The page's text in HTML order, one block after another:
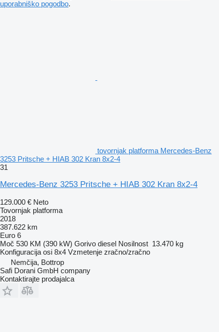
uporabniško pogodbo.
tovornjak platforma Mercedes-Benz
3253 Pritsche + HIAB 302 Kran 8x2-4
31
Mercedes-Benz 3253 Pritsche + HIAB 302 Kran 8x2-4
129.000 € Neto
Tovornjak platforma
2018
387.622 km
Euro 6
Moč 530 KM (390 kW) Gorivo diesel Nosilnost 13.470 kg
Konfiguracija osi 8x4 Vzmetenje zračno/zračno
Nemčija, Bottrop
Safi Dorani GmbH company
Kontaktirajte prodajalca